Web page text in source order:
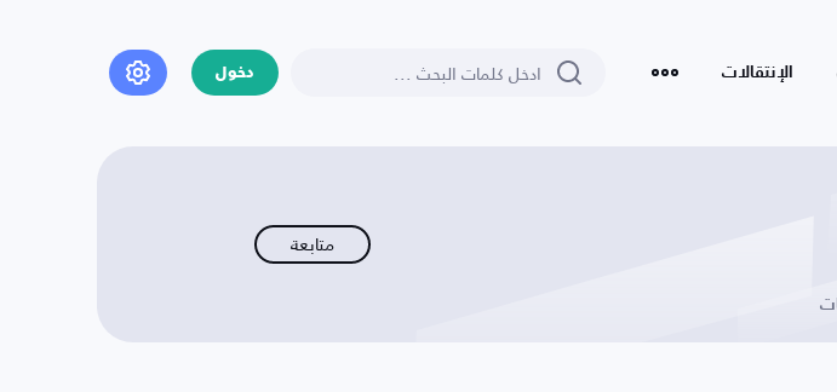
الإنتقالات دخول
متابعة